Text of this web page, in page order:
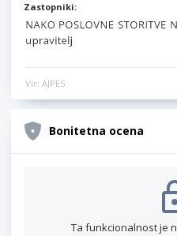
Zastopniki:
Vir: AJPES
Bonitetna ocena
Ta funkcionalnost je